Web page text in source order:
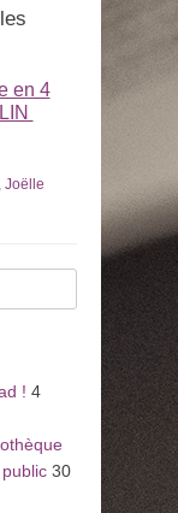
en 4
, Joëlle
! 4
public 30